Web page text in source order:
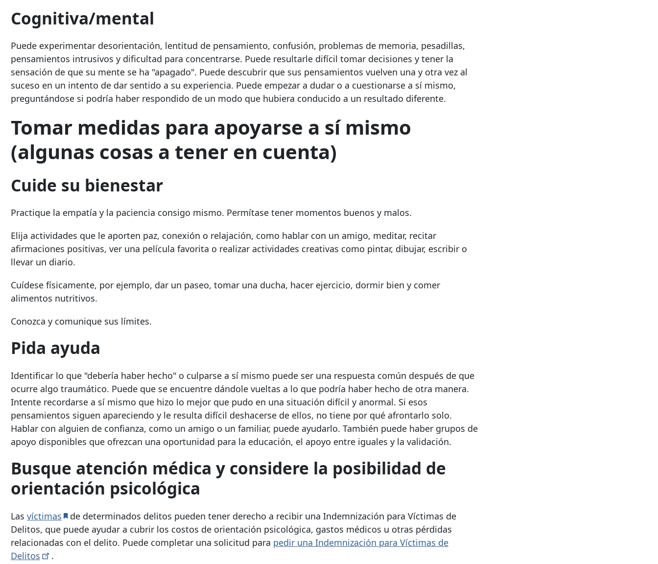
Cognitiva/mental
Puede experimentar desorientación, lentitud de pensamiento, confusión, problemas de memoria, pesadillas,
pensamientos intrusivos y dificultad para concentrarse. Puede resultarle difícil tomar decisiones y tener la
sensación de que su mente se ha "apagado". Puede descubrir que sus pensamientos vuelven una y otra vez al
suceso en un intento de dar sentido a su experiencia. Puede empezar a dudar o a cuestionarse a sí mismo,
preguntándose si podría haber respondido de un modo que hubiera conducido a un resultado diferente.
Tomar medidas para apoyarse a sí mismo
(algunas cosas a tener en cuenta)
Cuide su bienestar
Practique la empatía y la paciencia consigo mismo. Permítase tener momentos buenos y malos.
Elija actividades que le aporten paz, conexión o relajación, como hablar con un amigo, meditar, recitar
afirmaciones positivas, ver una película favorita o realizar actividades creativas como pintar, dibujar, escribir o
llevar un diario.
Cuídese físicamente, por ejemplo, dar un paseo, tomar una ducha, hacer ejercicio, dormir bien y comer
alimentos nutritivos.
Conozca y comunique sus límites.
Pida ayuda
Identificar lo que "debería haber hecho" o culparse a sí mismo puede ser una respuesta común después de que
ocurre algo traumático. Puede que se encuentre dándole vueltas a lo que podría haber hecho de otra manera.
Intente recordarse a sí mismo que hizo lo mejor que pudo en una situación difícil y anormal. Si esos
pensamientos siguen apareciendo y le resulta difícil deshacerse de ellos, no tiene por qué afrontarlo solo.
Hablar con alguien de confianza, como un amigo o un familiar, puede ayudarlo. También puede haber grupos de
apoyo disponibles que ofrezcan una oportunidad para la educación, el apoyo entre iguales y la validación.
Busque atención médica y considere la posibilidad de
orientación psicológica
Las víctimas de determinados delitos pueden tener derecho a recibir una Indemnización para Víctimas de
Delitos, que puede ayudar a cubrir los costos de orientación psicológica, gastos médicos u otras pérdidas
relacionadas con el delito. Puede completar una solicitud para pedir una Indemnización para Víctimas de
Delitos
.